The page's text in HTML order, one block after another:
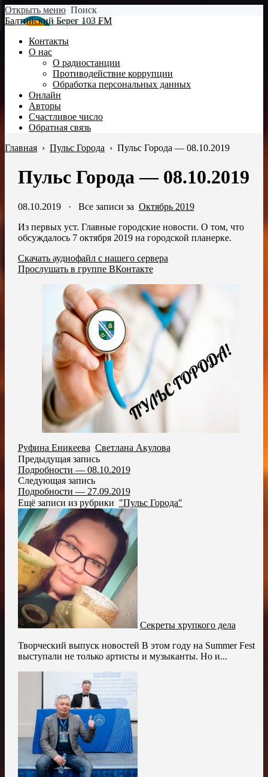
Открыть меню Поиск
Балтийский Берег 103 FM
Контакты
О нас
О радиостанции
Противодействие коррупции
Обработка персональных данных
Онлайн
Авторы
Счастливое число
Обратная связь
Главная › Пульс Города › Пульс Города — 08.10.2019
Пульс Города — 08.10.2019
08.10.2019· Все записи за Октябрь 2019
Из первых уст. Главные городские новости. О том, что
обсуждалось 7 октября 2019 на городской планерке.
Скачать аудиофайл с нашего сервера
Прослушать в группе ВКонтакте
Руфина Еникеева Светлана Акулова
Предыдущая запись
Подробности — 08.10.2019
Следующая запись
Подробности — 27.09.2019
Ещё записи из рубрики "Пульс Города"
Секреты хрупкого дела
Творческий выпуск новостей В этом году на Summer Fest
выступали не только артисты и музыканты. Но и...